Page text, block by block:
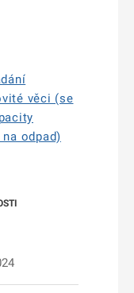
věci (se
odpad)